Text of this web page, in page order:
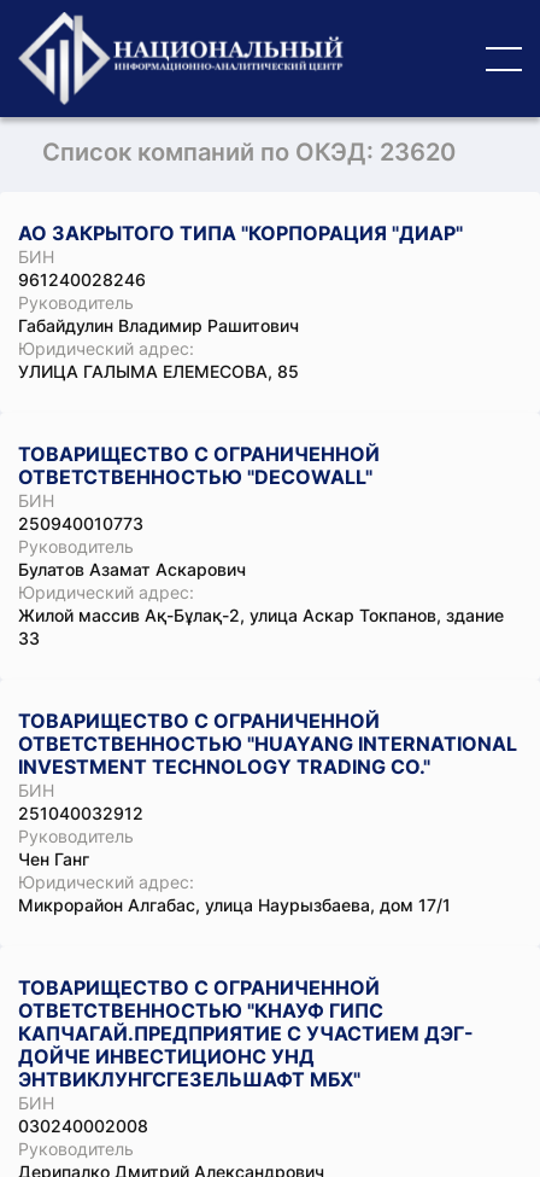
Список компаний по ОКЭД: 23620
АО ЗАКРЫТОГО ТИПА "КОРПОРАЦИЯ "ДИАР"
БИН
961240028246
Руководитель
Габайдулин Владимир Рашитович
Юридический адрес:
УЛИЦА ГАЛЫМА ЕЛЕМЕСОВА, 85
ТОВАРИЩЕСТВО С ОГРАНИЧЕННОЙ
ОТВЕТСТВЕННОСТЬЮ "DECOWALL"
БИН
250940010773
Руководитель
Булатов Азамат Аскарович
Юридический адрес:
Жилой массив Ақ-Бұлақ-2, улица Аскар Токпанов, здание
33
ТОВАРИЩЕСТВО С ОГРАНИЧЕННОЙ
ОТВЕТСТВЕННОСТЬЮ "HUAYANG INTERNATIONAL
INVESTMENT TECHNOLOGY TRADING CO."
БИН
251040032912
Руководитель
Чен Ганг
Юридический адрес:
Микрорайон Алгабас, улица Наурызбаева, дом 17/1
ТОВАРИЩЕСТВО С ОГРАНИЧЕННОЙ
ОТВЕТСТВЕННОСТЬЮ "КНАУФ ГИПС
КАПЧАГАЙ.ПРЕДПРИЯТИЕ С УЧАСТИЕМ ДЭГ-
ДОЙЧЕ ИНВЕСТИЦИОНС УНД
ЭНТВИКЛУНГСГЕЗЕЛЬШАФТ МБХ"
БИН
030240002008
Руководитель
Дерипалко Дмитрий Александрович